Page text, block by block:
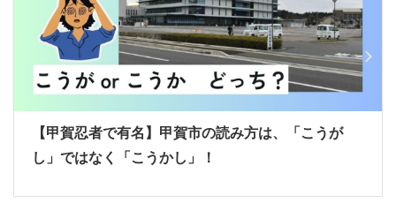
【甲賀忍者で有名】甲賀市の読み方は、「こうが
し」ではなく「こうかし」！